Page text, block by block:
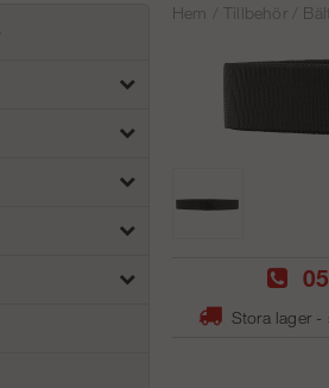
Hem /Tillbehör/
Stora lager -